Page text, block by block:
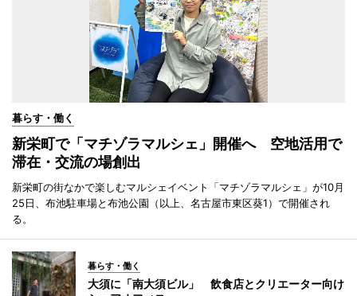
暮らす・働く
新栄町で「マチゾラマルシェ」開催へ 空地活用で
滞在・交流の場創出
新栄町の街なかで楽しむマルシェイベント「マチゾラマルシェ」が10月
25日、布池駐車場と布池公園（以上、名古屋市東区葵1）で開催され
る。
暮らす・働く
大須に「南大須ビル」 飲食店とクリエーター向け